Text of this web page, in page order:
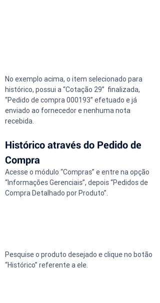
No exemplo acima, o item selecionado para
histórico, possui a “Cotação 29”  finalizada,
“Pedido de compra 000193” efetuado e já
enviado ao fornecedor e nenhuma nota
recebida.
Histórico através do Pedido de
Compra
Acesse o módulo “Compras” e entre na opção
“Informações Gerenciais”, depois “Pedidos de
Compra Detalhado por Produto”.
Pesquise o produto desejado e clique no botão
“Histórico” referente a ele.